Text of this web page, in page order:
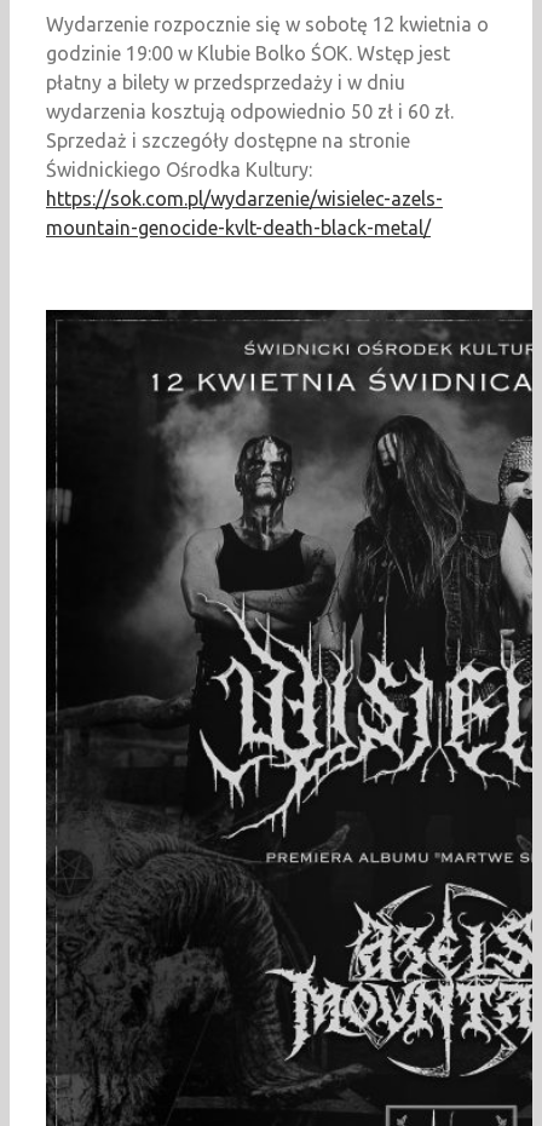
Wydarzenie rozpocznie się w sobotę 12 kwietnia o
godzinie 19:00 w Klubie Bolko ŚOK. Wstęp jest
płatny a bilety w przedsprzedaży i w dniu
wydarzenia kosztują odpowiednio 50 zł i 60 zł.
Sprzedaż i szczegóły dostępne na stronie
Świdnickiego Ośrodka Kultury:
https://sok.com.pl/wydarzenie/wisielec-azels-
mountain-genocide-kvlt-death-black-metal/